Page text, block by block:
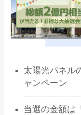
太陽光パネル
ャンペーン
当選の金額は